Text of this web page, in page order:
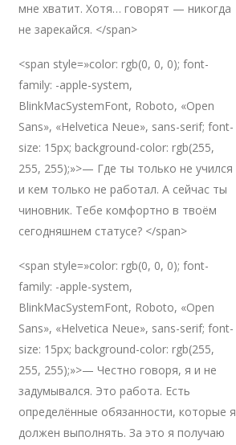
мне хватит. Хотя… говорят — никогда
не зарекайся. </span>
<span style=»color: rgb(0, 0, 0); font-
family: -apple-system,
BlinkMacSystemFont, Roboto, «Open
Sans», «Helvetica Neue», sans-serif; font-
size: 15px; background-color: rgb(255,
255, 255);»>— Где ты только не учился
и кем только не работал. А сейчас ты
чиновник. Тебе комфортно в твоём
сегодняшнем статусе? </span>
<span style=»color: rgb(0, 0, 0); font-
family: -apple-system,
BlinkMacSystemFont, Roboto, «Open
Sans», «Helvetica Neue», sans-serif; font-
size: 15px; background-color: rgb(255,
255, 255);»>— Честно говоря, я и не
задумывался. Это работа. Есть
определённые обязанности, которые я
должен выполнять. За это я получаю